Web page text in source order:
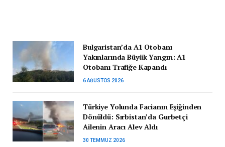
Bulgaristan’da A1 Otobanı
Yakınlarında Büyük Yangın: A1
Otobanı Trafiğe Kapandı
6 AĞUSTOS 2026
Türkiye Yolunda Facianın Eşiğinden
Dönüldü: Sırbistan’da Gurbetçi
Ailenin Aracı Alev Aldı
30 TEMMUZ 2026